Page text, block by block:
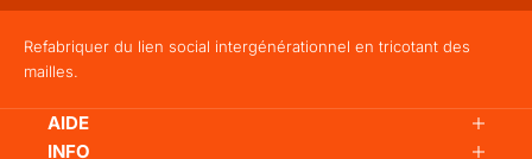
mis
sur
Refabriquer du lien social intergénérationnel en tricotant des
mailles.
AIDE
INFO